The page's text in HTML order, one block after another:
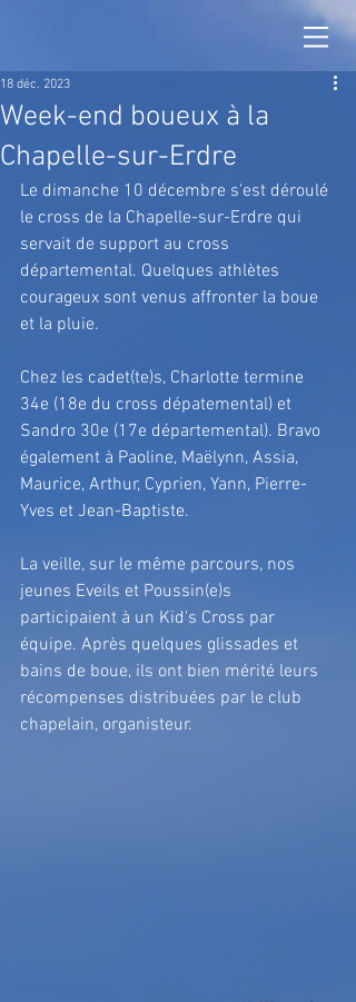
Week-end boueux à la
Chapelle-sur-Erdre
18 déc. 2023
Le dimanche 10 décembre s'est déroulé
le cross de la Chapelle-sur-Erdre qui
servait de support au cross
départemental. Quelques athlètes
courageux sont venus affronter la boue
et la pluie.
Chez les cadet(te)s, Charlotte termine
34e (18e du cross dépatemental) et
Sandro 30e (17e départemental). Bravo
également à Paoline, Maëlynn, Assia,
Maurice, Arthur, Cyprien, Yann, Pierre-
Yves et Jean-Baptiste.
La veille, sur le même parcours, nos
jeunes Eveils et Poussin(e)s
participaient à un Kid's Cross par
équipe. Après quelques glissades et
bains de boue, ils ont bien mérité leurs
récompenses distribuées par le club
chapelain, organisteur.